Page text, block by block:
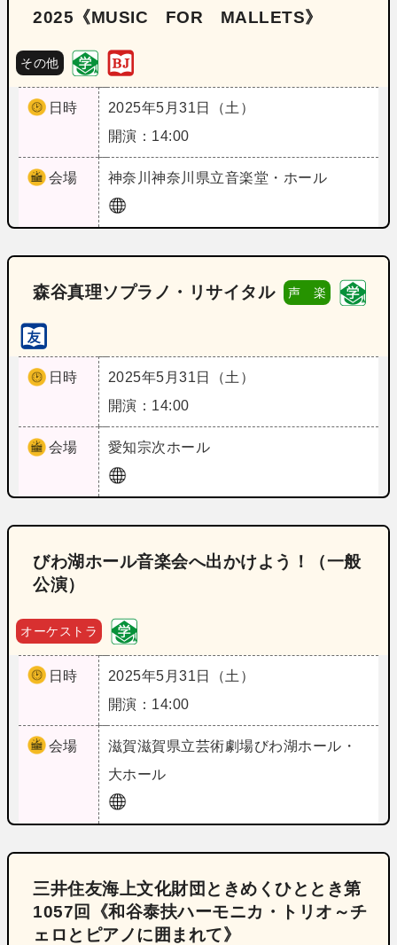
2025《MUSIC FOR MALLETS》
その他
日時
2025年5月31日（土）
開演：14:00
会場 神奈川神奈川県立音楽堂・ホール
森谷真理ソプラノ・リサイタル 声 楽
日時
2025年5月31日（土）
開演：14:00
会場 愛知宗次ホール
びわ湖ホール音楽会へ出かけよう！（一般
公演）
オーケストラ
日時
2025年5月31日（土）
開演：14:00
会場 滋賀滋賀県立芸術劇場びわ湖ホール・
大ホール
三井住友海上文化財団ときめくひととき第
1057回《和谷泰扶ハーモニカ・トリオ～チ
ェロとピアノに囲まれて》